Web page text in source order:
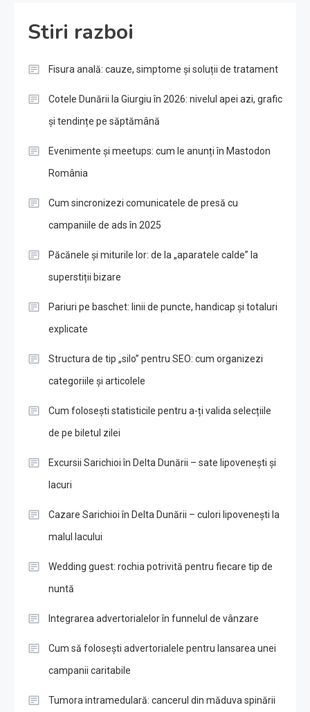
Stiri razboi
Fisura anală: cauze, simptome și soluții de tratament
Cotele Dunării la Giurgiu în 2026: nivelul apei azi, grafic
și tendințe pe săptămână
Evenimente și meetups: cum le anunți în Mastodon
România
Cum sincronizezi comunicatele de presă cu
campaniile de ads în 2025
Păcănele și miturile lor: de la „aparatele calde” la
superstiții bizare
Pariuri pe baschet: linii de puncte, handicap și totaluri
explicate
Structura de tip „silo” pentru SEO: cum organizezi
categoriile și articolele
Cum folosești statisticile pentru a-ți valida selecțiile
de pe biletul zilei
Excursii Sarichioi în Delta Dunării – sate lipovenești și
lacuri
Cazare Sarichioi în Delta Dunării – culori lipovenești la
malul lacului
Wedding guest: rochia potrivită pentru fiecare tip de
nuntă
Integrarea advertorialelor în funnelul de vânzare
Cum să folosești advertorialele pentru lansarea unei
campanii caritabile
Tumora intramedulară: cancerul din măduva spinării